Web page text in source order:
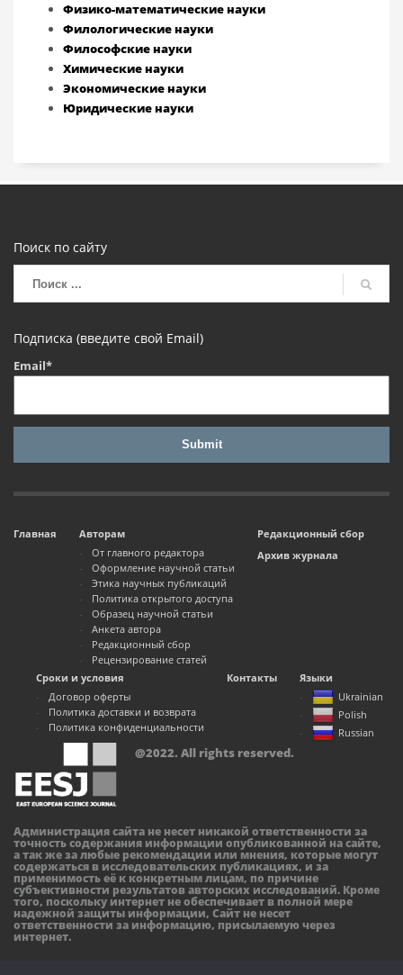
Физико-математические науки
Филологические науки
Философские науки
Химические науки
Экономические науки
Юридические науки
Поиск по сайту
Подписка (введите свой Email)
Email*
Главная
Авторам
От главного редактора
Оформление научной статьи
Этика научных публикаций
Политика открытого доступа
Образец научной статьи
Анкета автора
Редакционный сбор
Рецензирование статей
Редакционный сбор
Архив журнала
Сроки и условия
Договор оферты
Политика доставки и возврата
Политика конфиденциальности
Контакты
Языки
Ukrainian
Polish
Russian
@2022. All rights reserved.
Администрация сайта не несет никакой ответственности за
точность содержания информации опубликованной на сайте,
а так же за любые рекомендации или мнения, которые могут
содержаться в исследовательских публикациях, и за
применимость её к конкретным лицам, по причине
субъективности результатов авторских исследований. Кроме
того, поскольку интернет не обеспечивает в полной мере
надежной защиты информации, Сайт не несет
ответственности за информацию, присылаемую через
интернет.